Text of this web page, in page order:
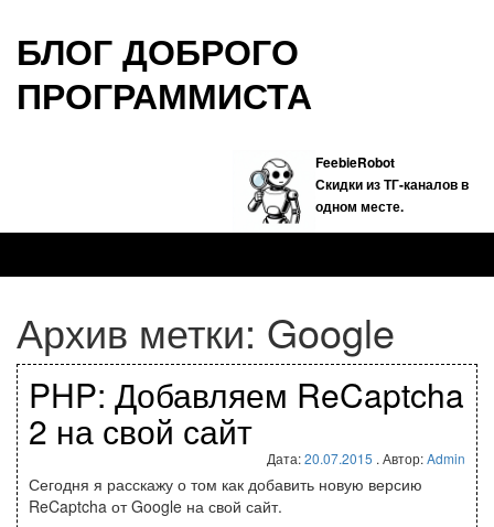
БЛОГ ДОБРОГО
ПРОГРАММИСТА
FeebieRobot
Скидки из ТГ-каналов в
одном месте.
Архив метки: Google
PHP: Добавляем ReCaptcha
2 на свой сайт
Дата:20.07.2015 . Автор:Admin
Сегодня я расскажу о том как добавить новую версию
ReCaptcha от Google на свой сайт.